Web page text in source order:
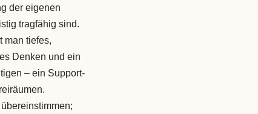
der eigenen
tragfähig sind.
man tiefes,
Denken und ein
– ein Support-